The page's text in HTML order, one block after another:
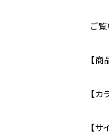
ご覧
【
【
【